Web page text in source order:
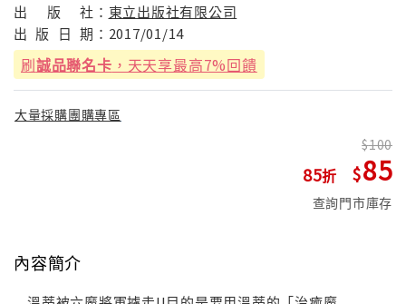
出
版 社： 東立出版社有限公司
出 版 日 期： 2017/01/14
刷誠品聯名卡 ，天天享最高7%回饋
大量採購團購專區
85
100
85
查詢門市庫存
內容簡介